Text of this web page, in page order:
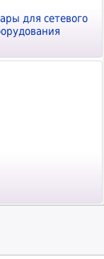
для сетевого